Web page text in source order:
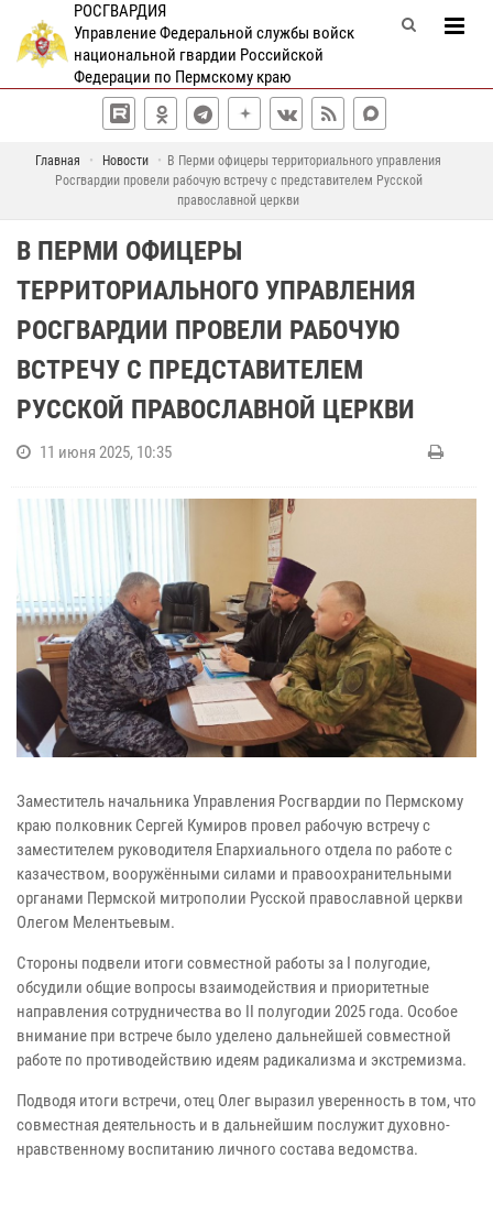
РОСГВАРДИЯ
Управление Федеральной службы войск
национальной гвардии Российской
Федерации по Пермскому краю
Главная Новости
В Перми офицеры территориального управления
Росгвардии провели рабочую встречу с представителем Русской
православной церкви
В ПЕРМИ ОФИЦЕРЫ
ТЕРРИТОРИАЛЬНОГО УПРАВЛЕНИЯ
РОСГВАРДИИ ПРОВЕЛИ РАБОЧУЮ
ВСТРЕЧУ С ПРЕДСТАВИТЕЛЕМ
РУССКОЙ ПРАВОСЛАВНОЙ ЦЕРКВИ
11 июня 2025, 10:35
Заместитель начальника Управления Росгвардии по Пермскому
краю полковник Сергей Кумиров провел рабочую встречу с
заместителем руководителя Епархиального отдела по работе с
казачеством, вооружёнными силами и правоохранительными
органами Пермской митрополии Русской православной церкви
Олегом Мелентьевым.
Стороны подвели итоги совместной работы за I полугодие,
обсудили общие вопросы взаимодействия и приоритетные
направления сотрудничества во II полугодии 2025 года. Особое
внимание при встрече было уделено дальнейшей совместной
работе по противодействию идеям радикализма и экстремизма.
Подводя итоги встречи, отец Олег выразил уверенность в том, что
совместная деятельность и в дальнейшим послужит духовно-
нравственному воспитанию личного состава ведомства.